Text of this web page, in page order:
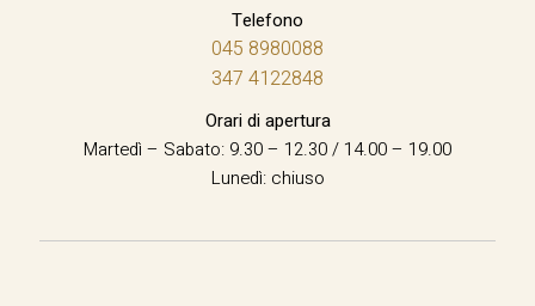
Telefono
045 8980088
347 4122848
Orari di apertura
Martedì – Sabato: 9.30 – 12.30 / 14.00 – 19.00
Lunedì: chiuso